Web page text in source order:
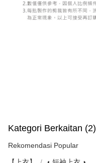
Kategori Berkaitan (2)
Rekomendasi Popular